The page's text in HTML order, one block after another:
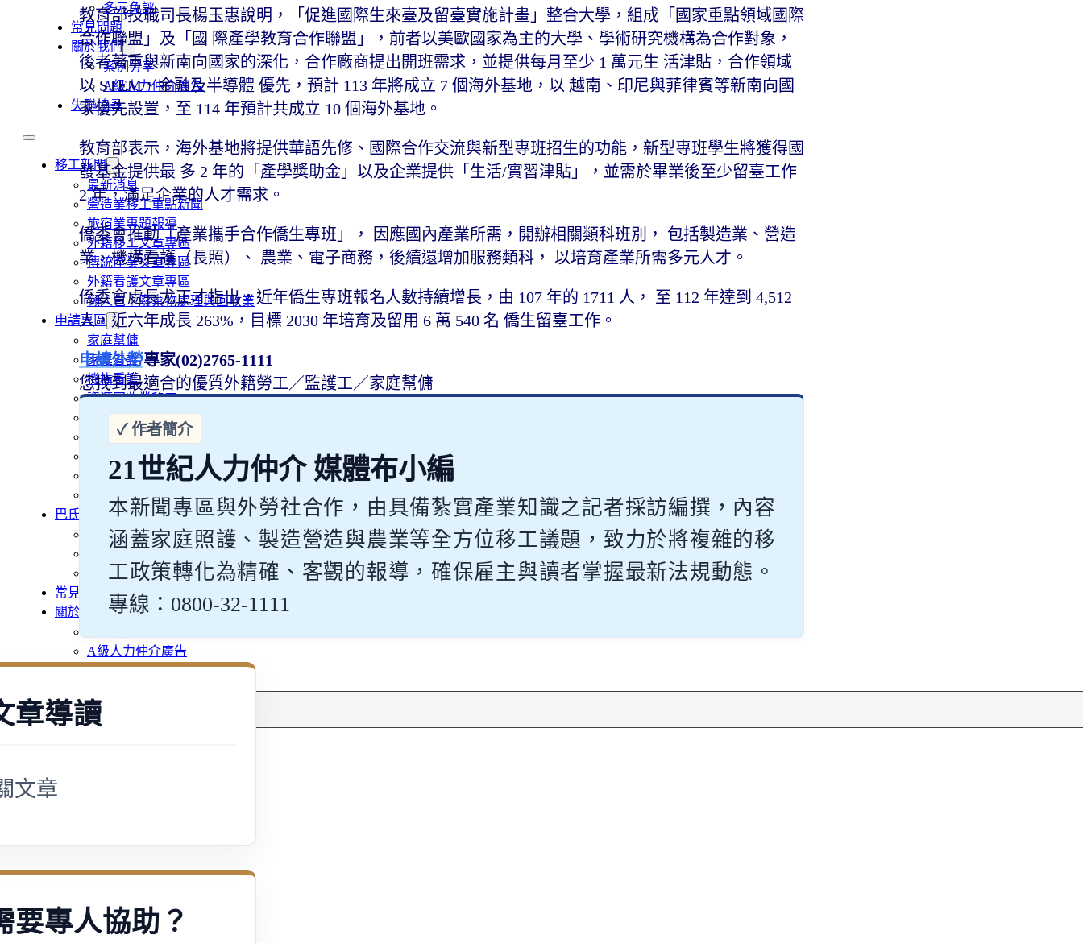
多元免評
常見問題
關於我們
案例分享
A級人力仲介廣告
失聯協尋
移工新聞
最新消息
營造業移工重點新聞
旅宿業專題報導
外籍移工文章專區
傳統產業文章專區
外籍看護文章專區
懶人包｜廢棄物處理與回收業
申請專區
家庭幫傭
家庭看護
機構看護
資源回收業移工
製造業移工
白領專業移工
營造業移工
餐飲旅宿-實習生專區
巴氏量表
「3分鐘」巴氏量表評估
巴氏量表是什麼?
多元免評
常見問題
關於我們
A級人力仲介廣告
失聯協尋
搜
尋
教育部技職司長楊玉惠說明，「促進國際生來臺及留臺實施計畫」整合大學，組成「國家重點領域國際
合作聯盟」及「國 際產學教育合作聯盟」，前者以美歐國家為主的大學、學術研究機構為合作對象，
後者著重與新南向國家的深化，合作廠商提出開班需求，並提供每月至少 1 萬元生 活津貼，合作領域
以 STEM、金融及半導體 優先，預計 113 年將成立 7 個海外基地，以 越南、印尼與菲律賓等新南向國
家優先設置，至 114 年預計共成立 10 個海外基地。
教育部表示，海外基地將提供華語先修、國際合作交流與新型專班招生的功能，新型專班學生將獲得國
發基金提供最 多 2 年的「產學獎助金」以及企業提供「生活/實習津貼」，並需於畢業後至少留臺工作
2 年，滿足企業的人才需求。
僑委會推動「產業攜手合作僑生專班」， 因應國內產業所需，開辦相關類科班別， 包括製造業、營造
業、機構看護（長照）、 農業、電子商務，後續還增加服務類科， 以培育產業所需多元人才。
僑委會處長尤正才指出，近年僑生專班報名人數持續增長，由 107 年的 1711 人， 至 112 年達到 4,512
人，近六年成長 263%，目標 2030 年培育及留用 6 萬 540 名 僑生留臺工作。
申請外勞專家(02)2765-1111
您找到最適合的優質外籍勞工／監護工／家庭幫傭
21世紀人力仲介 媒體布小編
本新聞專區與外勞社合作，由具備紮實產業知識之記者採訪編撰，內容
涵蓋家庭照護、製造營造與農業等全方位移工議題，致力於將複雜的移
工政策轉化為精確、客觀的報導，確保雇主與讀者掌握最新法規動態。
專線：0800-32-1111
章導讀
文章
要專人協助？